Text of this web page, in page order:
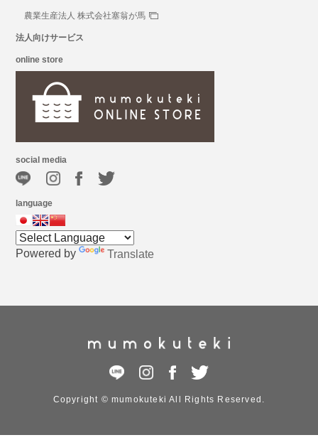
農業生産法人 株式会社塞翁が馬
法人向けサービス
online store
social media
language
Powered by Translate
Copyright © mumokuteki All Rights Reserved.